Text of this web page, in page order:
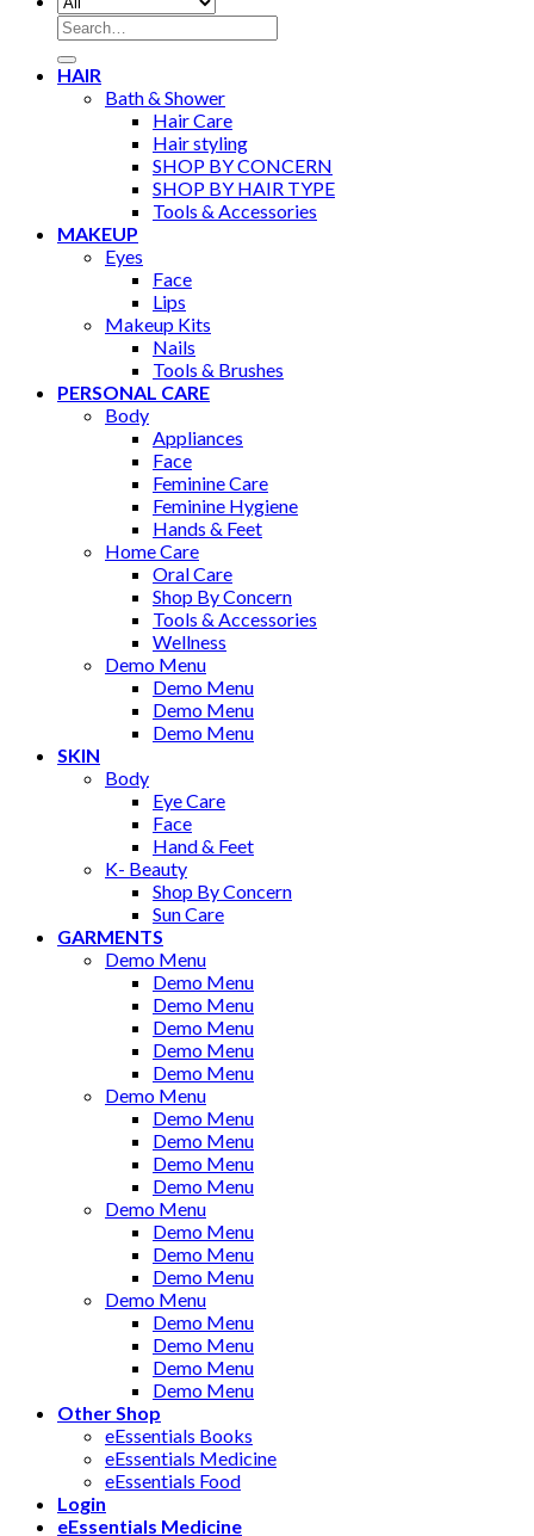
Search
for:
HAIR
Bath & Shower
Hair Care
Hair styling
SHOP BY CONCERN
SHOP BY HAIR TYPE
Tools & Accessories
MAKEUP
Eyes
Face
Lips
Makeup Kits
Nails
Tools & Brushes
PERSONAL CARE
Body
Appliances
Face
Feminine Care
Feminine Hygiene
Hands & Feet
Home Care
Oral Care
Shop By Concern
Tools & Accessories
Wellness
Demo Menu
Demo Menu
Demo Menu
Demo Menu
SKIN
Body
Eye Care
Face
Hand & Feet
K- Beauty
Shop By Concern
Sun Care
GARMENTS
Demo Menu
Demo Menu
Demo Menu
Demo Menu
Demo Menu
Demo Menu
Demo Menu
Demo Menu
Demo Menu
Demo Menu
Demo Menu
Demo Menu
Demo Menu
Demo Menu
Demo Menu
Demo Menu
Demo Menu
Demo Menu
Demo Menu
Demo Menu
Other Shop
eEssentials Books
eEssentials Medicine
eEssentials Food
Login
eEssentials Medicine